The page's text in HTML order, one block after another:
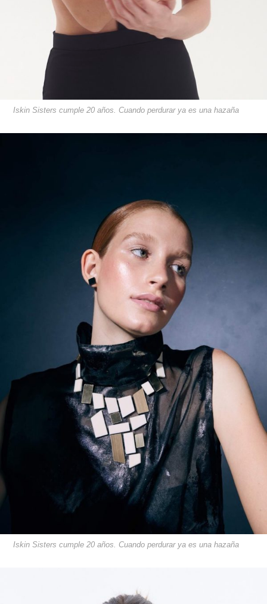
Iskin Sisters cumple 20 años. Cuando perdurar ya es una hazaña
Iskin Sisters cumple 20 años. Cuando perdurar ya es una hazaña